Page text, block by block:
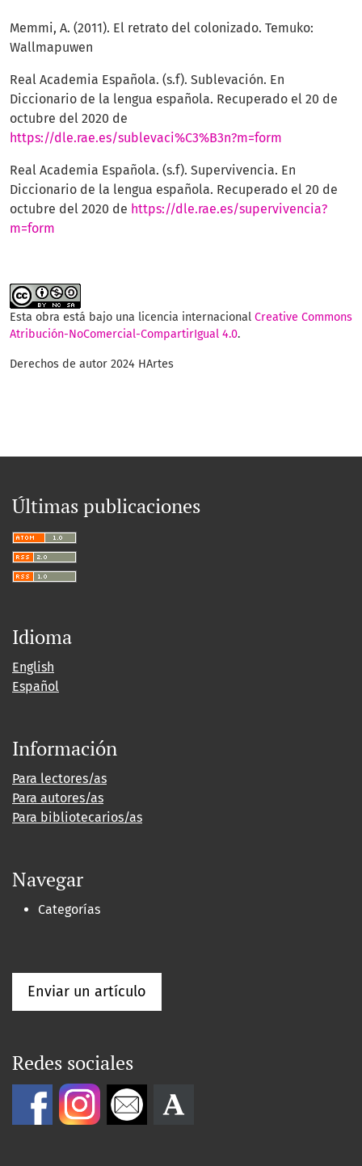
Memmi, A. (2011). El retrato del colonizado. Temuko:
Wallmapuwen
Real Academia Española. (s.f). Sublevación. En
Diccionario de la lengua española. Recuperado el 20 de
octubre del 2020 de
https://dle.rae.es/sublevaci%C3%B3n?m=form
Real Academia Española. (s.f). Supervivencia. En
Diccionario de la lengua española. Recuperado el 20 de
octubre del 2020 de https://dle.rae.es/supervivencia?
m=form
Esta obra está bajo una licencia internacional Creative Commons
Atribución-NoComercial-CompartirIgual 4.0.
Derechos de autor 2024 HArtes
Últimas publicaciones
Idioma
English
Español
Información
Para lectores/as
Para autores/as
Para bibliotecarios/as
Navegar
Categorías
Enviar un artículo
Redes sociales